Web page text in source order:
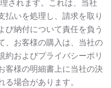
されます。これは、当社
払いを処理し、請求を取り
び納付について責任を負う
、お客様の購入は、当社の
約およびプライバシーポリ
客様の明細書上に当社の決
場合があります。